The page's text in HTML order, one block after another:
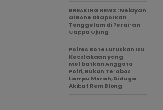
BREAKING NEWS : Nelayan
di Bone Dilaporkan
Tenggelam di Perairan
Cappa Ujung
Polres Bone Luruskan Isu
Kecelakaan yang
Melibatkan Anggota
Polri, Bukan Terobos
Lampu Merah, Diduga
Akibat Rem Blong